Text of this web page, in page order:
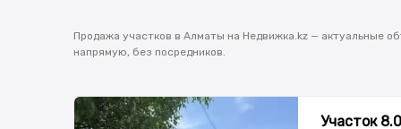
Продажа участков в Алматы на Недвижка.kz — актуальные
напрямую, без посредников.
Участок